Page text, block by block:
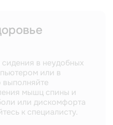
сидения в неудобных
или в
выполняйте
мышц спины и
или дискомфорта
к специалисту.